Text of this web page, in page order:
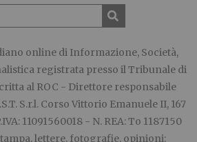
online di Informazione, Società,
registrata presso il Tribunale di
al ROC - Direttore responsabile
S.r.l. Corso Vittorio Emanuele II, 167
11091560018 - N. REA: To 1187150
lettere, fotografie, opinioni: